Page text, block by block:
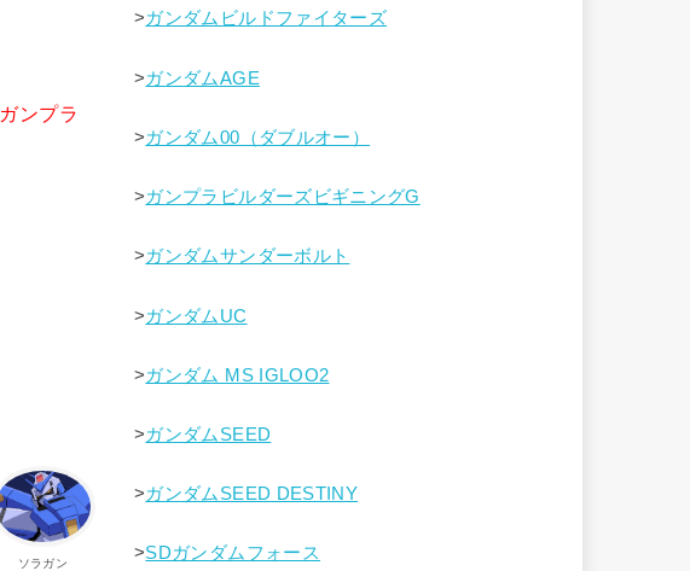
ンプラ
ソラガン
>ガンダムビルドファイターズ
>ガンダムAGE
>ガンダム00（ダブルオー）
>ガンプラビルダーズビギニングG
>ガンダムサンダーボルト
>ガンダムUC
>ガンダム MS IGLOO2
>ガンダムSEED
>ガンダムSEED DESTINY
>SDガンダムフォース